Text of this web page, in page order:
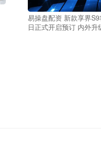
易操盘配资 新款享界
日正式开启预订 内外升